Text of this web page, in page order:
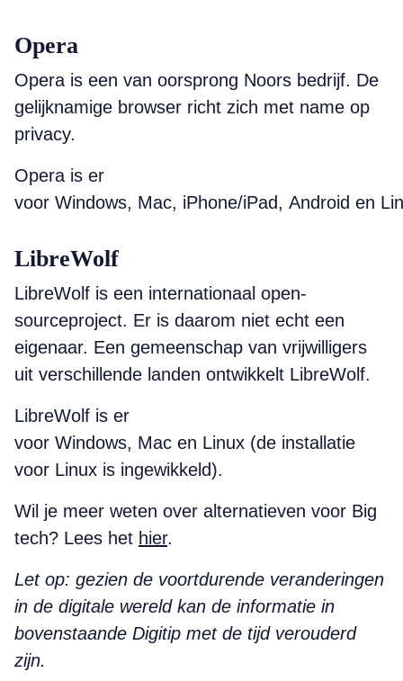
Opera
Opera is een van oorsprong Noors bedrijf. De
gelijknamige browser richt zich met name op
privacy.
Opera is er
voor Windows, Mac, iPhone/iPad, Android en
LibreWolf
LibreWolf is een internationaal open-
sourceproject. Er is daarom niet echt een
eigenaar. Een gemeenschap van vrijwilligers
uit verschillende landen ontwikkelt LibreWolf.
LibreWolf is er
voor Windows, Mac en Linux (de installatie
voor Linux is ingewikkeld).
Wil je meer weten over alternatieven voor Big
tech? Lees het hier.
Let op: gezien de voortdurende veranderingen
in de digitale wereld kan de informatie in
bovenstaande Digitip met de tijd verouderd
zijn.